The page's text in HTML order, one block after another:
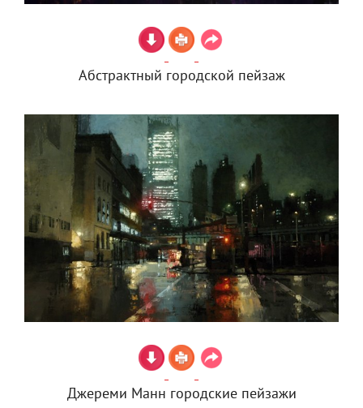
Абстрактный городской пейзаж
Джереми Манн городские пейзажи